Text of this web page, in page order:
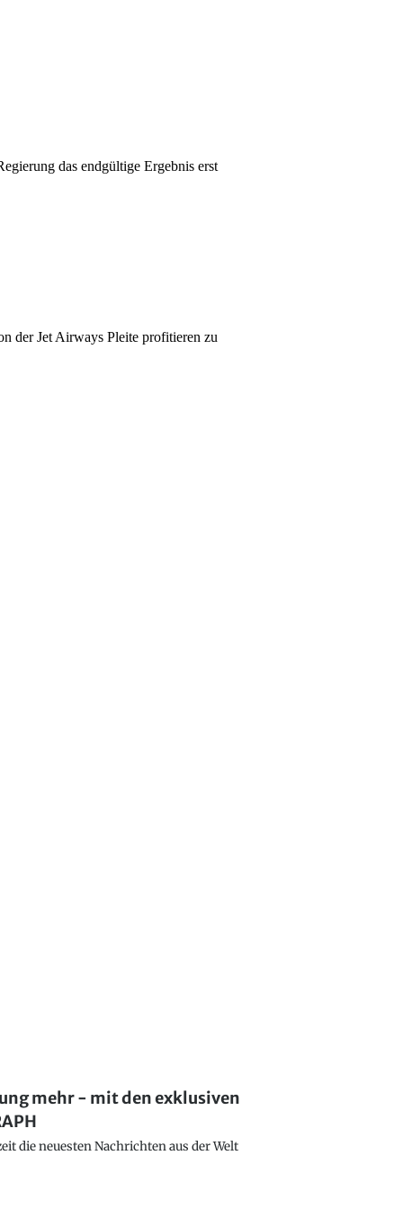
mehr - mit den exklusiven
die neuesten Nachrichten aus der Welt